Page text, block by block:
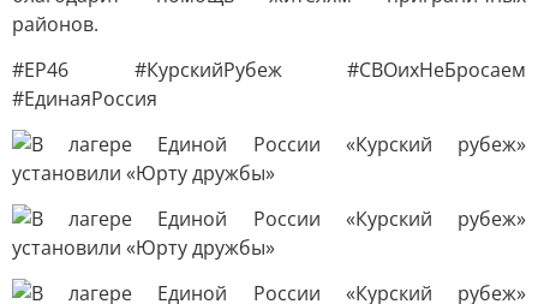
районов.
#ЕР46 #КурскийРубеж #СВОихНеБросаем
#ЕдинаяРоссия